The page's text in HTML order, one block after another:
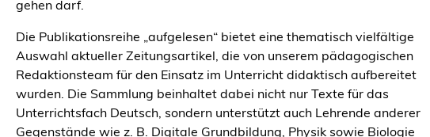
gehen darf.
Die Publikationsreihe „aufgelesen“ bietet eine thematisch vielfältige
Auswahl aktueller Zeitungsartikel, die von unserem pädagogischen
Redaktionsteam für den Einsatz im Unterricht didaktisch aufbereitet
wurden. Die Sammlung beinhaltet dabei nicht nur Texte für das
Unterrichtsfach Deutsch, sondern unterstützt auch Lehrende anderer
Gegenstände wie z. B. Digitale Grundbildung, Physik sowie Biologie